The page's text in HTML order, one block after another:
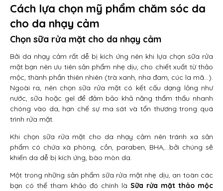
Cách lựa chọn mỹ phẩm chăm sóc da
cho da nhạy cảm
Chọn sữa rửa mặt cho da nhạy cảm
Bởi da nhạy cảm rất dễ bị kích ứng nên khi lựa chọn sữa rửa
mặt bạn nên ưu tiên sản phẩm nhẹ dịu, cho chiết xuất từ thảo
mộc, thành phần thiên nhiên (trà xanh, nha đam, cúc la mã…).
Ngoài ra, nên chọn sữa rửa mặt có kết cấu dạng lỏng như
nước, sữa hoặc gel để đảm bảo khả năng thẩm thấu nhanh
chóng vào da, hạn chế sự ma sát và tổn thương trong quá
trình rửa mặt.
Khi chọn sữa rửa mặt cho da nhạy cảm nên tránh xa sản
phẩm có chứa xà phòng, cồn, paraben, BHA,…bởi chúng sẽ
khiến da dễ bị kích ứng, bào mòn da.
Một trong những sản phẩm sữa rửa mặt nhẹ dịu, an toàn các
bạn có thể tham khảo đó chính là Sữa rửa mặt thảo mộc